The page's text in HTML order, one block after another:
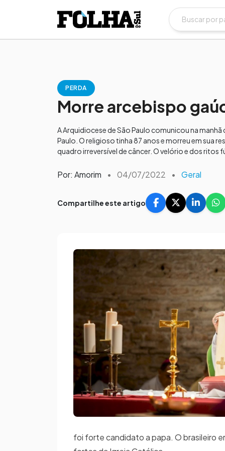
PERDA
Morre arcebispo
A Arquidiocese de São Paulo comunicou na
Paulo. O religioso tinha 87 anos e morreu em sua
quadro irreversível de câncer. O velório e dos ritos
Por: Amorim • 04/07/2022 • Geral
Compartilhe este artigo
foi forte candidato a papa. O brasileiro